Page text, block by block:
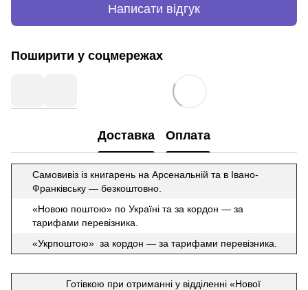
Написати відгук
Поширити у соцмережах
Доставка Оплата
Самовивіз із книгарень на Арсенальній та в Івано-
Франківську — безкоштовно.
«Новою поштою» по Україні та за кордон — за
тарифами перевізника.
«Укрпоштою» за кордон — за тарифами перевізника.
Готівкою при отриманні у відділенні «Нової